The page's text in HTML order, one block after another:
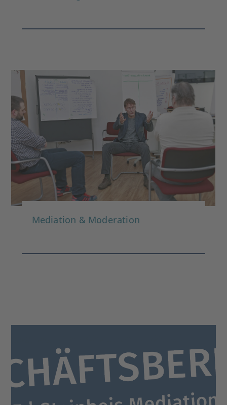
Mediation & Moderation
Geschäftsbericht 2024